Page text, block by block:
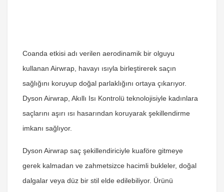
Coanda etkisi adı verilen aerodinamik bir olguyu
kullanan Airwrap, havayı ısıyla birleştirerek saçın
sağlığını koruyup doğal parlaklığını ortaya çıkarıyor.
Dyson Airwrap, Akıllı Isı Kontrolü teknolojisiyle kadınlara
saçlarını aşırı ısı hasarından koruyarak şekillendirme
imkanı sağlıyor.
Dyson Airwrap saç şekillendiriciyle kuaföre gitmeye
gerek kalmadan ve zahmetsizce hacimli bukleler, doğal
dalgalar veya düz bir stil elde edilebiliyor. Ürünü